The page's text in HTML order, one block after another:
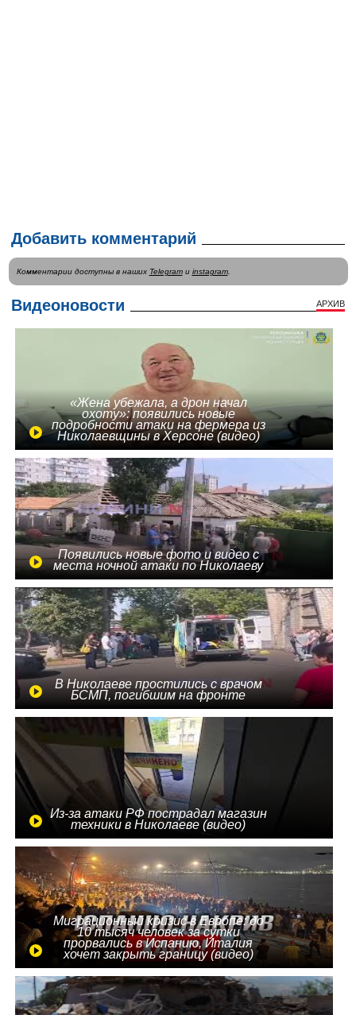
Добавить комментарий
Комментарии доступны в наших Telegramи instagram.
Видеоновости АРХИВ
«Жена убежала, а дрон начал
охоту»: появились новые
подробности атаки на фермера из
Николаевщины в Херсоне (видео)
Появились новые фото и видео с
места ночной атаки по Николаеву
В Николаеве простились с врачом
БСМП, погибшим на фронте
Из-за атаки РФ пострадал магазин
техники в Николаеве (видео)
Миграционный кризис в Европе: до
10 тысяч человек за сутки
прорвались в Испанию, Италия
хочет закрыть границу (видео)